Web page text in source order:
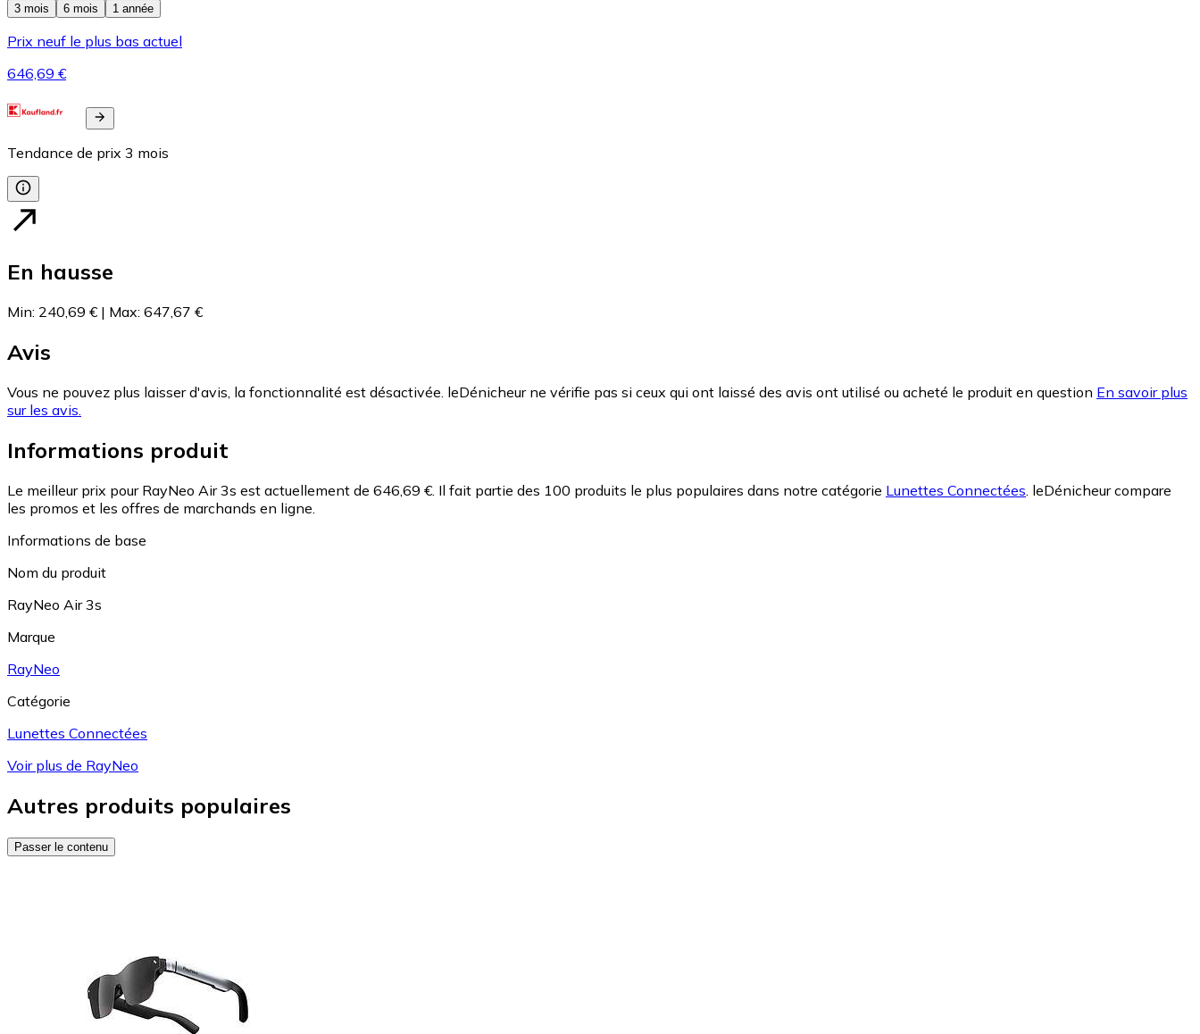
3 mois
6 mois 1 année
Prix neuf le plus bas actuel
646,69 €
Tendance de prix 3 mois
En hausse
Min: 240,69 € | Max: 647,67 €
Avis
Vous ne pouvez plus laisser d'avis, la fonctionnalité est désactivée. leDénicheur ne vérifie pas si ceux qui ont laissé des avis ont utilisé ou acheté le produit en question En savoir plus
sur les avis.
Informations produit
Le meilleur prix pour RayNeo Air 3s est actuellement de 646,69 €. Il fait partie des 100 produits le plus populaires dans notre catégorie Lunettes Connectées leDénicheur compare
les promos et les offres de marchands en ligne.
Informations de base
Nom du produit
RayNeo Air 3s
Marque
RayNeo
Catégorie
Lunettes Connectées
Voir plus de RayNeo
Autres produits populaires
Passer le contenu